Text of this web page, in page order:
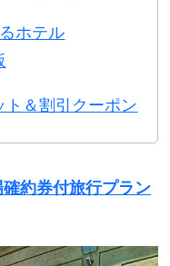
ホテル
＆割引クーポン
約券付旅行プラン